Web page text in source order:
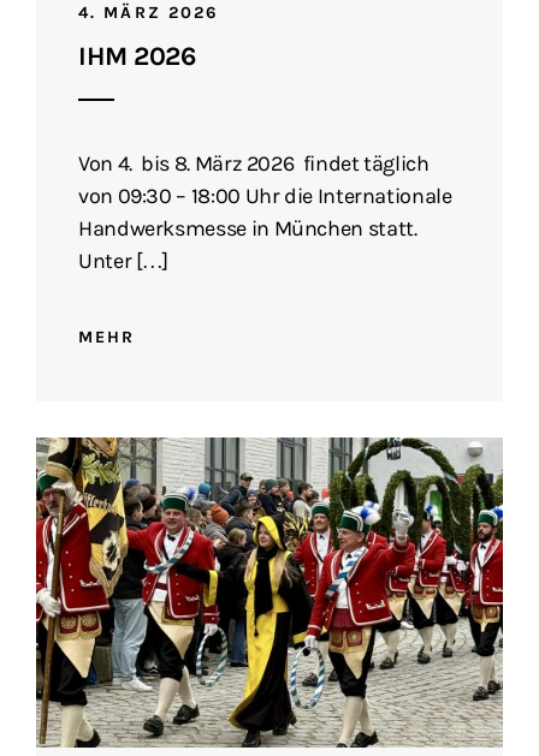
4. MÄRZ 2026
IHM 2026
Von 4. bis 8. März 2026 findet täglich
von 09:30 – 18:00 Uhr die Internationale
Handwerksmesse in München statt.
Unter […]
MEHR